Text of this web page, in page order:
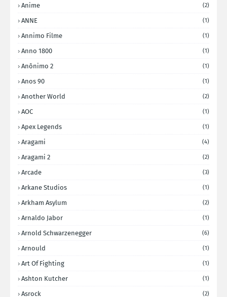
Anime (2)
ANNE (1)
Annimo Filme (1)
Anno 1800 (1)
Anônimo 2 (1)
Anos 90 (1)
Another World (2)
AOC (1)
Apex Legends (1)
Aragami (4)
Aragami 2 (2)
Arcade (3)
Arkane Studios (1)
Arkham Asylum (2)
Arnaldo Jabor (1)
Arnold Schwarzenegger (6)
Arnould (1)
Art Of Fighting (1)
Ashton Kutcher (1)
Asrock (2)